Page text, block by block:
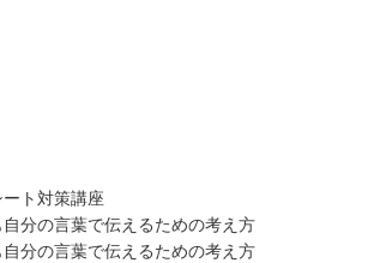
ト対策講座
分の言葉で伝えるための考え方
分の言葉で伝えるための考え方